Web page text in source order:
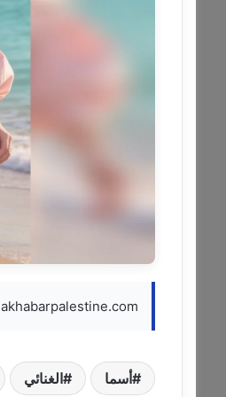
akhabarpalestine.com — أسما لمنور تطرح جديدها الغنائي إيلا كنتي حبيبي
أسما الغنائي